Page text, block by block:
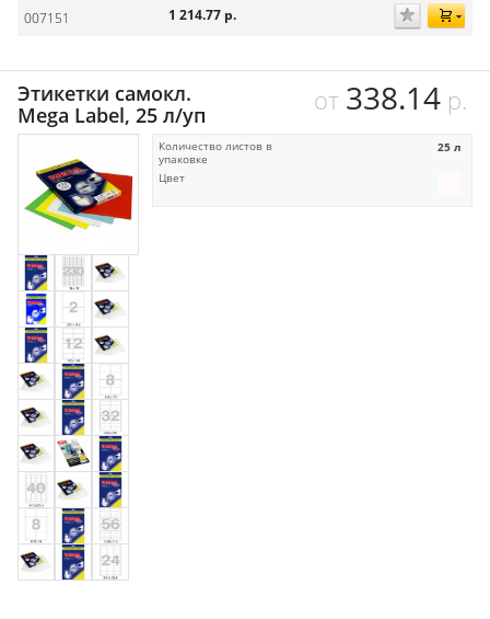
007151 1 214.77 р.
Этикетки самокл.
Mega Label, 25 л/уп
от 338.14р.
Количество листов в
упаковке
25 л
Цвет